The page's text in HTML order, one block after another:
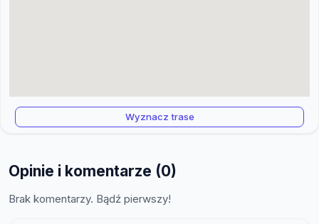
Wyznacz trase
Opinie i komentarze (0)
Brak komentarzy. Bądź pierwszy!